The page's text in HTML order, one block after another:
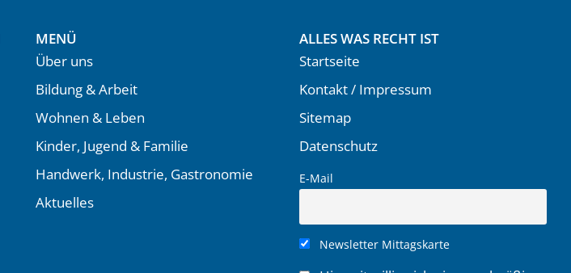
MENÜ
Über uns
Bildung & Arbeit
Wohnen & Leben
Kinder, Jugend & Familie
Handwerk, Industrie, Gastronomie
Aktuelles
ALLES WAS RECHT IST
Startseite
Kontakt / Impressum
Sitemap
Datenschutz
E-Mail
Newsletter Mittagskarte